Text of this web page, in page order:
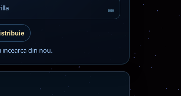
incearca din nou.